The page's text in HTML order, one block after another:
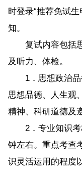
时登录“推荐免试
知。
复试内容包括思
及听力、体检。
1．思想政治品
思想品德、人生观
精神、科研道德及
2．专业知识考
钟左右。重点考查
识灵活运用的程度